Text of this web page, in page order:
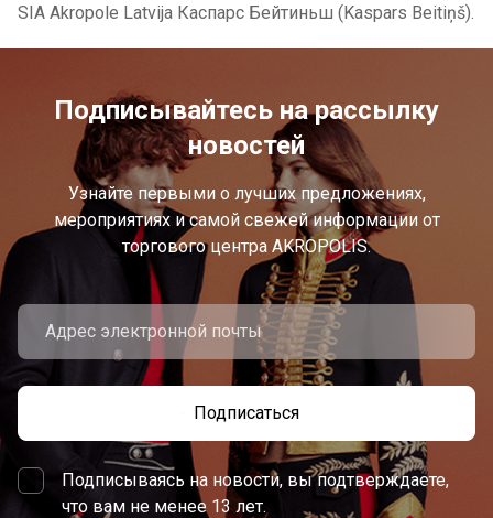
SIA Akropole Latvija Каспарс Бейтиньш (Kaspars Beitiņš).
Подписывайтесь на рассылку
новостей
Узнайте первыми о лучших предложениях,
мероприятиях и самой свежей информации от
торгового центра AKROPOLIS.
Подписаться
Подписываясь на новости, вы подтверждаете,
что вам не менее 13 лет.